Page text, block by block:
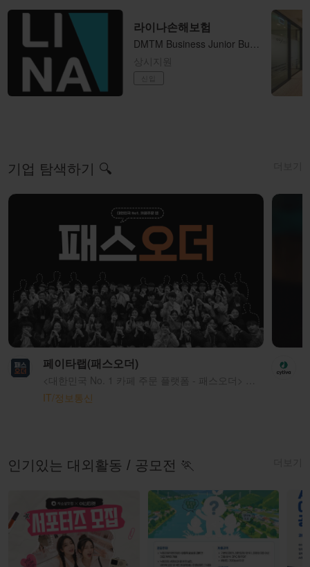
라이나손해보험
DMTM Business Junior Business Analyst (계약직)
상시지원
기업 탐색하기 🔍
페이타랩(패스오더)
<대한민국 No. 1 카페 주문 플랫폼 - 패스오더> 패스오더는 스마트오더 기술을 통해 자영업 사장님의 어려움을 해결하고, 소비자분들에게 편리함을 제공해 드리고 있어요. 우리는 패스오더가 단순한 편리함을 넘어, 사람들의 일상 속에 여유를 가져다 준다는 의미 있는 가치를 만든다고 믿어요.
IT/정보통신
인기있는 대외활동 / 공모전 🏃